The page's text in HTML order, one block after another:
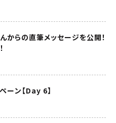
からの直筆メッセージを公開！
ーン【Day 6】